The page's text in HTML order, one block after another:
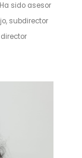
sido asesor
subdirector